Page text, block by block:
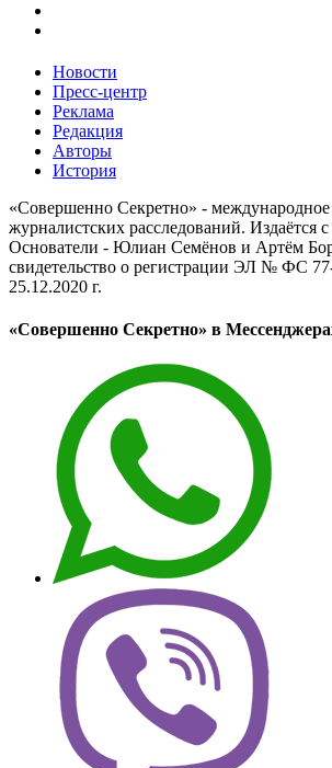
Новости
Пресс-центр
Реклама
Редакция
Авторы
История
«Совершенно Секретно» - международное
журналистских расследований. Издаётся с
Основатели - Юлиан Семёнов и Артём
свидетельство о регистрации ЭЛ № ФС
25.12.2020 г.
«Совершенно Секретно» в